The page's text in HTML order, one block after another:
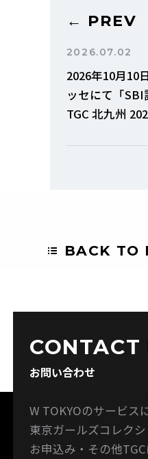
← PREV
2026.07.02
2026年10月10
ッセにて「
TGC 北九州
BACK TO
CONTACT
お問い合わせ
W TOKYOのサービス
東京ガールズコレク
お申込み・その他